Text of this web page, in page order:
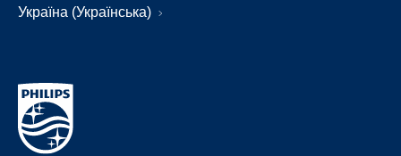
Україна (Українська)